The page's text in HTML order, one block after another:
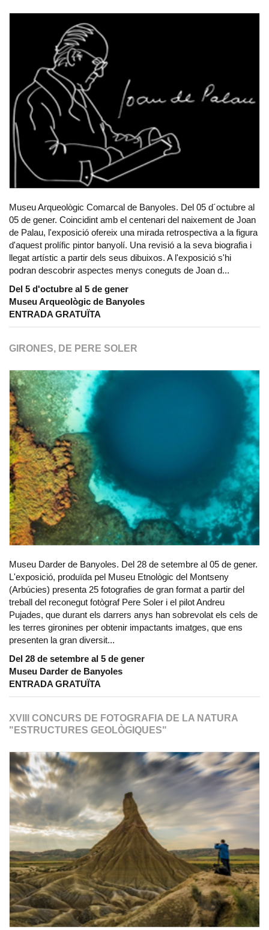
Museu Arqueològic Comarcal de Banyoles. Del 05 d´octubre al
05 de gener. Coincidint amb el centenari del naixement de Joan
de Palau, l'exposició ofereix una mirada retrospectiva a la figura
d'aquest prolífic pintor banyolí. Una revisió a la seva biografia i
llegat artístic a partir dels seus dibuixos. A l'exposició s'hi
podran descobrir aspectes menys coneguts de Joan d...
Del 5 d'octubre al 5 de gener
Museu Arqueològic de Banyoles
ENTRADA GRATUÏTA
GIRONES, DE PERE SOLER
Museu Darder de Banyoles. Del 28 de setembre al 05 de gener.
L'exposició, produïda pel Museu Etnològic del Montseny
(Arbúcies) presenta 25 fotografies de gran format a partir del
treball del reconegut fotògraf Pere Soler i el pilot Andreu
Pujades, que durant els darrers anys han sobrevolat els cels de
les terres gironines per obtenir impactants imatges, que ens
presenten la gran diversit...
Del 28 de setembre al 5 de gener
Museu Darder de Banyoles
ENTRADA GRATUÏTA
XVIII CONCURS DE FOTOGRAFIA DE LA NATURA
"ESTRUCTURES GEOLÒGIQUES"